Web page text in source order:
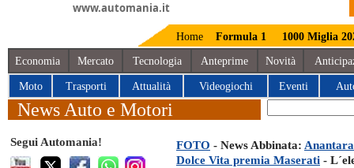
www.automania.it
Home Formula 1 1000 Miglia
Economia Mercato Tecnologia Anteprime Novità
Moto Trasporti Attualità Videogiochi Eventi
News Auto e Motori
Segui Automania! FOTO - News Abbinata:
Dolce Vita premia Maserati -